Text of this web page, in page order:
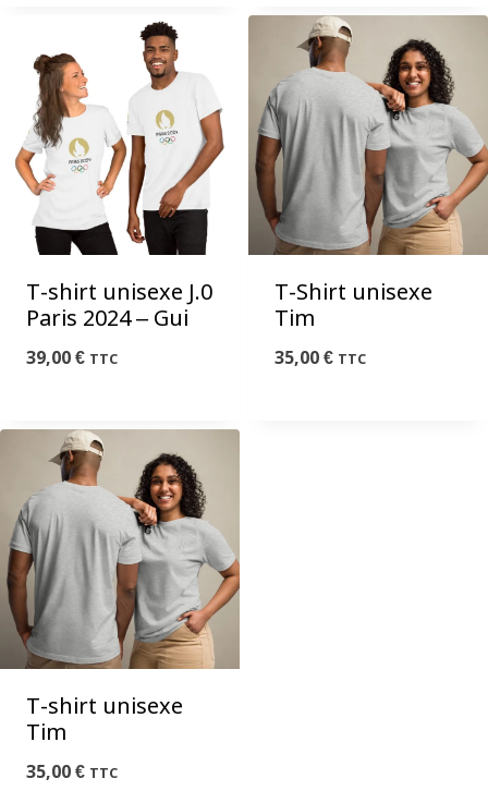
T-shirt unisexe J.0
Paris 2024 – Gui
39,00€ TTC
T-Shirt unisexe
Tim
35,00€ TTC
T-shirt unisexe
Tim
35,00€ TTC